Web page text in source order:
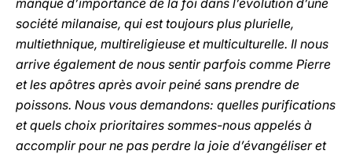
manque d’importance de la foi dans l’évolution d’une
société milanaise, qui est toujours plus plurielle,
multiethnique, multireligieuse et multiculturelle. Il nous
arrive également de nous sentir parfois comme Pierre
et les apôtres après avoir peiné sans prendre de
poissons. Nous vous demandons: quelles purifications
et quels choix prioritaires sommes-nous appelés à
accomplir pour ne pas perdre la joie d’évangéliser et